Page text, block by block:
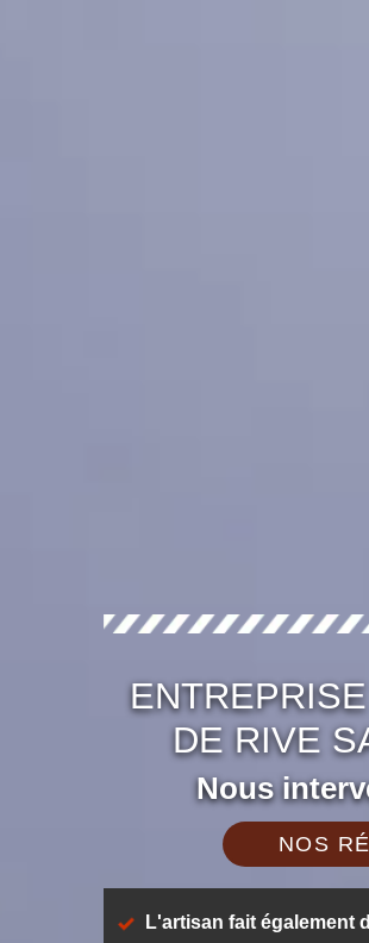
DE RIVE
Nous
NOS
L'artisan fait également